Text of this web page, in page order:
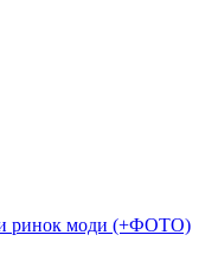
ринок моди (+ФОТО)